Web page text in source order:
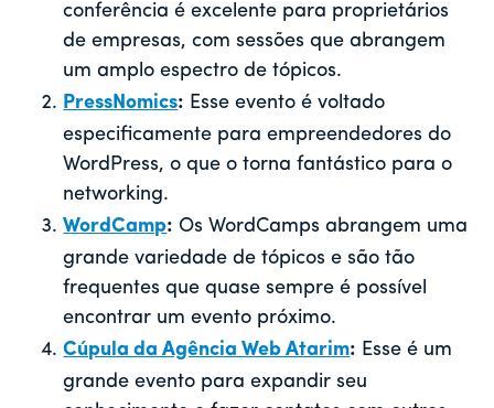
conferência é excelente para proprietários
de empresas, com sessões que abrangem
um amplo espectro de tópicos.
PressNomics: Esse evento é voltado
especificamente para empreendedores do
WordPress, o que o torna fantástico para o
networking.
WordCamp: Os WordCamps abrangem uma
grande variedade de tópicos e são tão
frequentes que quase sempre é possível
encontrar um evento próximo.
Cúpula da Agência Web Atarim: Esse é um
grande evento para expandir seu